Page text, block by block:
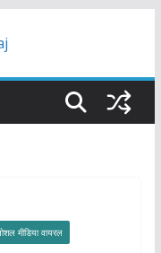
मीडिया वायरल